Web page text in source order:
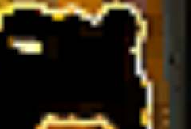
Sweeping Armada
удар с разворота,
радиусе 15 м физический
от оружия.